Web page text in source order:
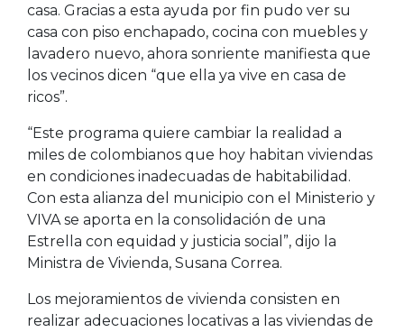
casa. Gracias a esta ayuda por fin pudo ver su
casa con piso enchapado, cocina con muebles y
lavadero nuevo, ahora sonriente manifiesta que
los vecinos dicen “que ella ya vive en casa de
ricos”.
“Este programa quiere cambiar la realidad a
miles de colombianos que hoy habitan viviendas
en condiciones inadecuadas de habitabilidad.
Con esta alianza del municipio con el Ministerio y
VIVA se aporta en la consolidación de una
Estrella con equidad y justicia social”, dijo la
Ministra de Vivienda, Susana Correa.
Los mejoramientos de vivienda consisten en
realizar adecuaciones locativas a las viviendas de